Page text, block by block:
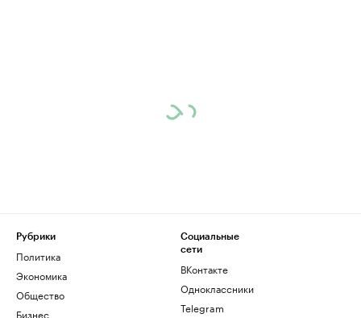
Рубрики
Политика
Экономика
Общество
Бизнес
Социальные
сети
ВКонтакте
Одноклассники
Telegram